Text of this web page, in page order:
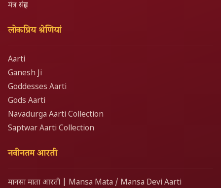
मंत्र संग्रह
लोकप्रिय श्रेणियां
Aarti
Ganesh Ji
Goddesses Aarti
Gods Aarti
Navadurga Aarti Collection
Saptwar Aarti Collection
नवीनतम आरती
मानसा माता आरती | Mansa Mata / Mansa Devi Aarti